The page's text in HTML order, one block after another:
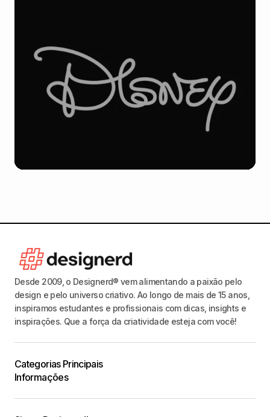
Desde 2009, o Designerd® vem alimentando a paixão pelo
design e pelo universo criativo. Ao longo de mais de 15 anos,
inspiramos estudantes e profissionais com dicas, insights e
inspirações. Que a força da criatividade esteja com você!
Categorias Principais
Informações